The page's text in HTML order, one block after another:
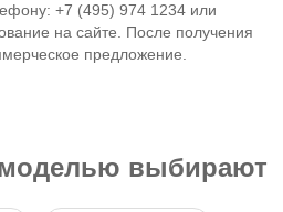
+7 (495) 974 1234 или
на сайте. После получения
предложение.
моделью выбирают